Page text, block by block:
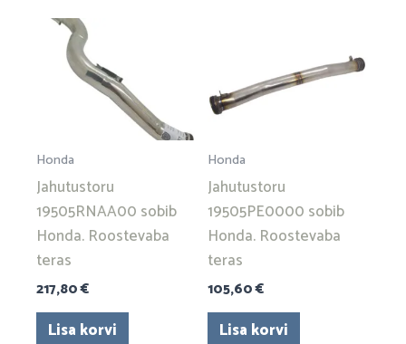
Honda
Jahutustoru
19505RNAA00 sobib
Honda. Roostevaba
teras
217,80€
Lisa korvi
Honda
Jahutustoru
19505PE0000 sobib
Honda. Roostevaba
teras
105,60€
Lisa korvi